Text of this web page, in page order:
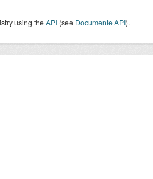
using theAPI (see Documente API).